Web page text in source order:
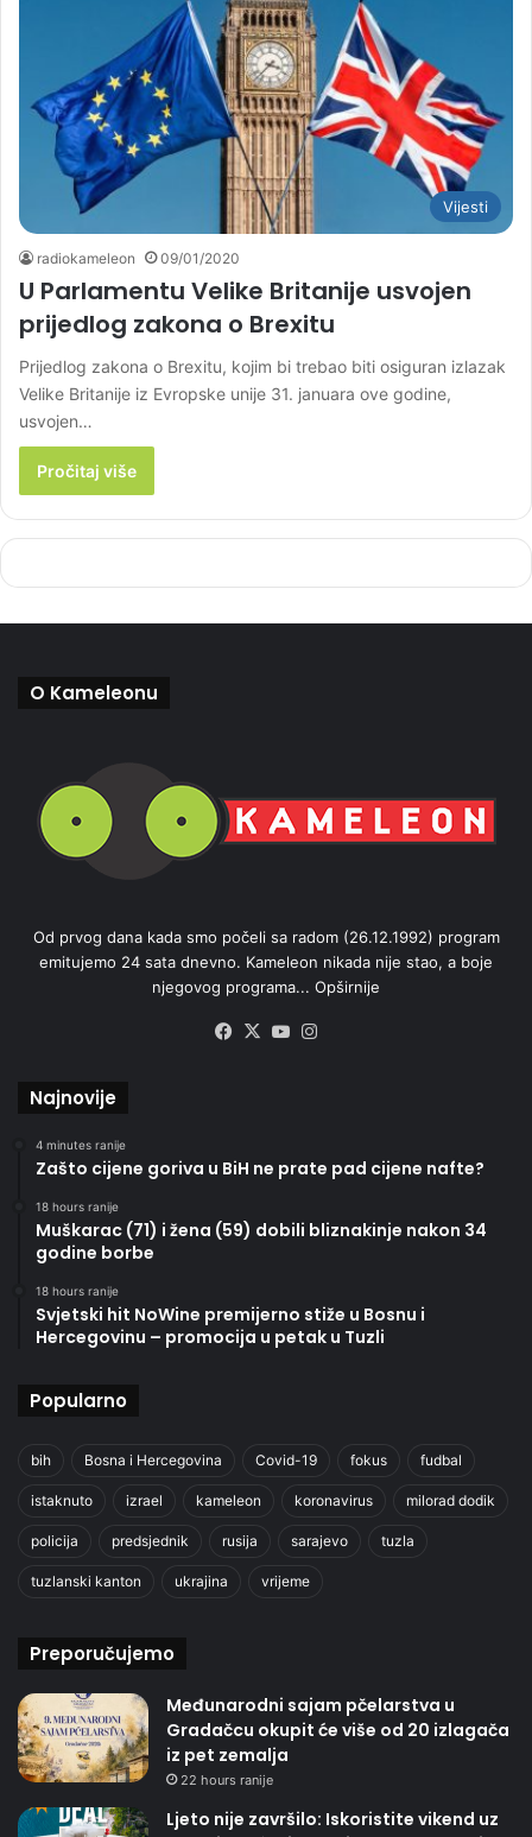
Vijesti
radiokameleon 09/01/2020
U Parlamentu Velike Britanije usvojen
prijedlog zakona o Brexitu
Prijedlog zakona o Brexitu, kojim bi trebao biti osiguran izlazak
Velike Britanije iz Evropske unije 31. januara ove godine,
usvojen…
Pročitaj više
O Kameleonu
Od prvog dana kada smo počeli sa radom (26.12.1992) program
emitujemo 24 sata dnevno. Kameleon nikada nije stao, a boje
njegovog programa... Opširnije
Facebook
X YouTube
Najnovije
4 minutes ranije
Zašto cijene goriva u BiH ne prate pad cijene nafte?
18 hours ranije
Muškarac (71) i žena (59) dobili bliznakinje nakon 34
godine borbe
18 hours ranije
Svjetski hit NoWine premijerno stiže u Bosnu i
Hercegovinu – promocija u petak u Tuzli
Popularno
bih Bosna i Hercegovina Covid-19 fokus fudbal
istaknuto izrael kameleon koronavirus milorad dodik
policija predsjednik rusija sarajevo tuzla
tuzlanski kanton ukrajina vrijeme
Preporučujemo
Međunarodni sajam pčelarstva u
Gradačcu okupit će više od 20 izlagača
iz pet zemalja
22 hours ranije
Ljeto nije završilo: Iskoristite vikend uz